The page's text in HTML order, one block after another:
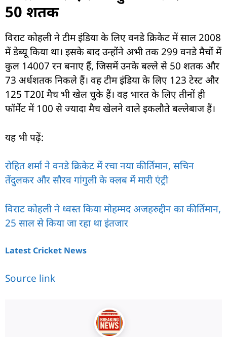
50 शतक
विराट कोहली ने टीम इंडिया के लिए वनडे क्रिकेट में साल 2008
में डेब्यू किया था। इसके बाद उन्होंने अभी तक 299 वनडे मैचों में
कुल 14007 रन बनाए हैं, जिसमें उनके बल्ले से 50 शतक और
73 अर्धशतक निकले हैं। वह टीम इंडिया के लिए 123 टेस्ट और
125 T20I मैच भी खेल चुके हैं। वह भारत के लिए तीनों ही
फॉर्मेट में 100 से ज्यादा मैच खेलने वाले इकलौते बल्लेबाज हैं।
यह भी पढ़ें:
रोहित शर्मा ने वनडे क्रिकेट में रचा नया कीर्तिमान, सचिन
तेंदुलकर और सौरव गांगुली के क्लब में मारी एंट्री
विराट कोहली ने ध्वस्त किया मोहम्मद अजहरुद्दीन का कीर्तिमान,
25 साल से किया जा रहा था इंतजार
Latest Cricket News
Source link